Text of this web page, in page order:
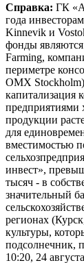
Справка: ГК
года
Kinnevik и
фонды
Farming,
периметре
OMX
капитализация
предприятиями
продукции
для
вместимостью
инвест»,
тысяч - в
значительный
регионах
культуры,
подсолнечник,
10:20, 24